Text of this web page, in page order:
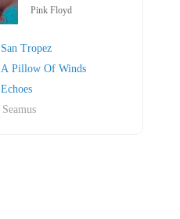
Pink Floyd
San Tropez
A Pillow Of Winds
Echoes
Seamus